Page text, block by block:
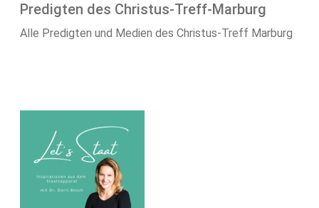
Predigten des Christus-Treff-Marburg
Alle Predigten und Medien des Christus-Treff Marburg